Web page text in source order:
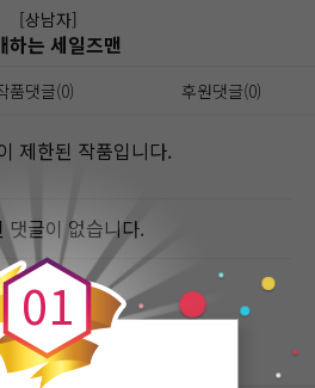
[상남자]
하는 세일즈맨
품댓글(0) 후원댓글(0)
제한된 작품입니다.
댓글이 없습니다.
0
0
1